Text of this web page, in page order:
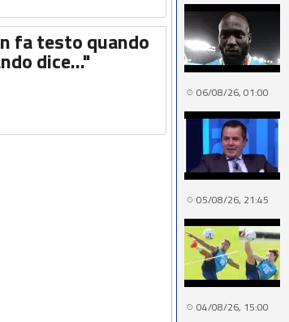
fa testo quando
dice..."
06/08/26, 01:00
05/08/26, 21:45
04/08/26, 15:00